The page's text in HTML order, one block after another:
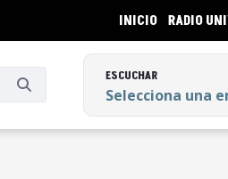
INICIO RADIO
ESCUCHAR
Selecciona una
Selecciona una